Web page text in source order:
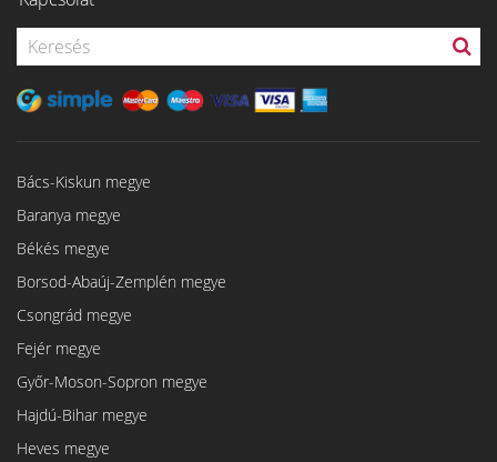
Bács-Kiskun megye
Baranya megye
Békés megye
Borsod-Abaúj-Zemplén megye
Csongrád megye
Fejér megye
Győr-Moson-Sopron megye
Hajdú-Bihar megye
Heves megye